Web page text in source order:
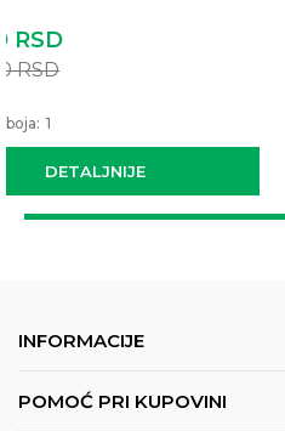
DETALJNIJE
RSD
RSD
boja: 1
INFORMACIJE
POMOĆ PRI KUPOVINI